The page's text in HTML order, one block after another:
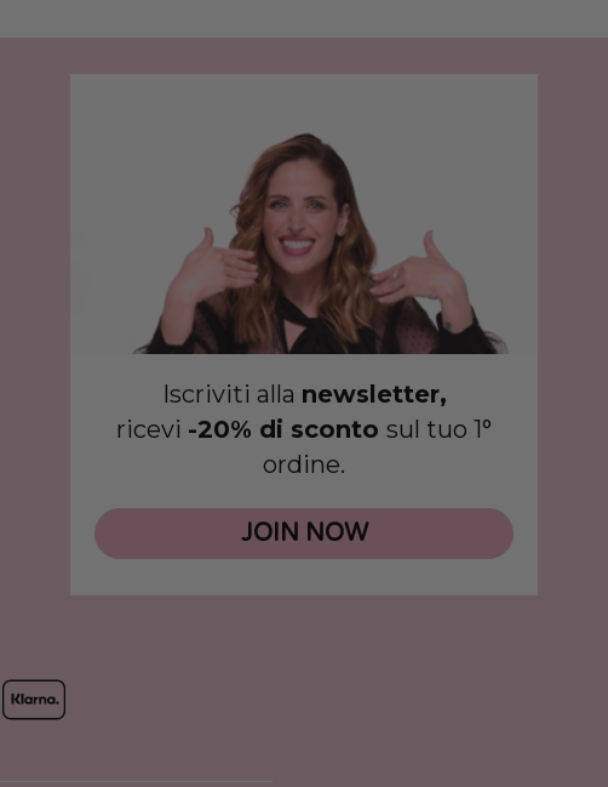
Iscriviti alla newsletter,
ricevi -20% di scontosul tuo 1°
ordine.
JOIN NOW